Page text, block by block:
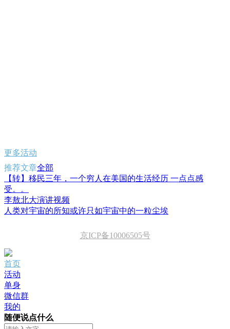
更多活动
推荐文章全部
【转】移民三年，一个穷人在美国的生活经历 一点点感
受。。
李敖北大演讲视频
人类对宇宙的所知或许只如宇宙中的一粒尘埃
京ICP备10006505号
首页
活动
单身
微信群
我的
随便说点什么